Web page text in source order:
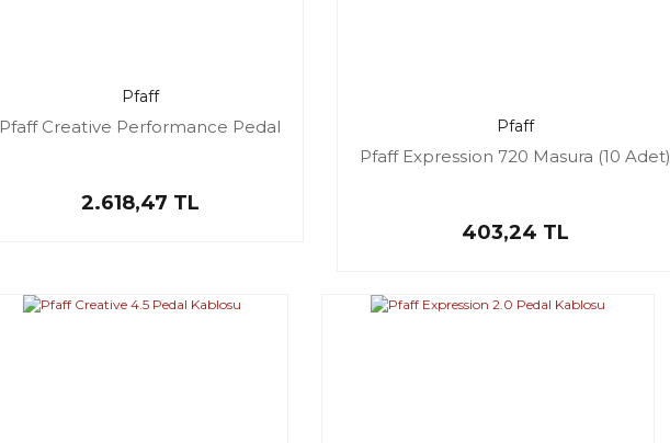
Pfaff
Pfaff Creative Performance Pedal
2.618,47 TL
Pfaff
Pfaff Expression 720 Masura (10 Adet)
403,24 TL